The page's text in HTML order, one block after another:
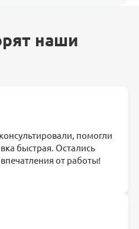
наши
помогли
быстрая. Остались
от работы!